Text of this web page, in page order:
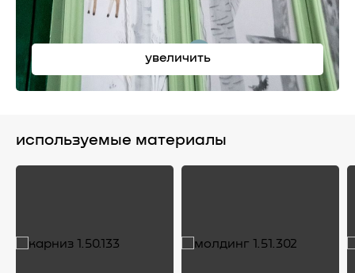
увеличить
используемые материалы